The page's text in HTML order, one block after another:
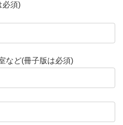
必須)
など(冊子版は必須)